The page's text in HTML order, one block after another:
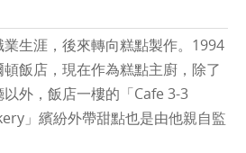
生涯，後來轉向糕點製作。1994
頓飯店，現在作為糕點主廚，除了
外，飯店一樓的「Cafe 3-3
」繽紛外帶甜點也是由他親自監